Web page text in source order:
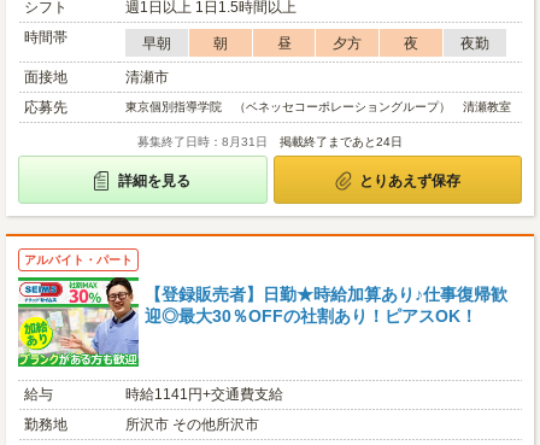
シフト
週1日以上 1日1.5時間以上
時間帯
早朝 朝 昼 夕方 夜
夜勤
面接地
清瀬市
応募先
東京個別指導学院 （ベネッセコーポレーショングループ） 清瀬教室
募集終了日時：8月31日 掲載終了まであと24日
詳細を見る とりあえず保存
アルバイト・パート
【登録販売者】日勤★時給加算あり♪仕事復帰歓
迎◎最大30％OFFの社割あり！ピアスOK！
給与
時給1141円+交通費支給
勤務地
所沢市 その他所沢市